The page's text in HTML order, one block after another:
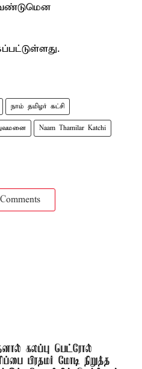
நாம் தமிழர் கட்சி
Naam Thamilar Katchi
கலப்பு பெட்ரோல்
பிரதமர் மோடி நிறுத்த